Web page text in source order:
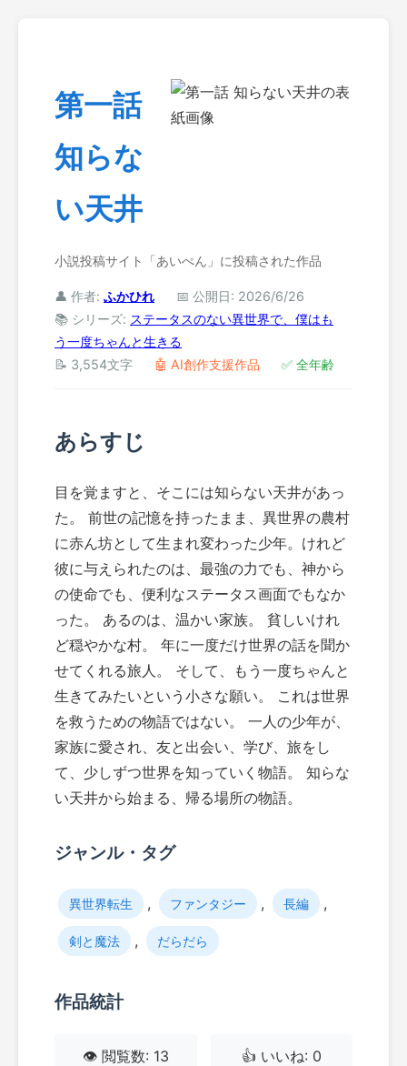
第一話
知らな
い天井
小説投稿サイト「あいぺん」に投稿された作品
👤 作者: ふかひれ
📅 公開日: 2026/6/26
📚 シリーズ: ステータスのない異世界で、僕はも
う一度ちゃんと生きる
📝 3,554文字
🤖 AI創作支援作品 ✅ 全年齢
あらすじ
目を覚ますと、そこには知らない天井があっ
た。 前世の記憶を持ったまま、異世界の農村
に赤ん坊として生まれ変わった少年。けれど
彼に与えられたのは、最強の力でも、神から
の使命でも、便利なステータス画面でもなか
った。 あるのは、温かい家族。 貧しいけれ
ど穏やかな村。 年に一度だけ世界の話を聞か
せてくれる旅人。 そして、もう一度ちゃんと
生きてみたいという小さな願い。 これは世界
を救うための物語ではない。 一人の少年が、
家族に愛され、友と出会い、学び、旅をし
て、少しずつ世界を知っていく物語。 知らな
い天井から始まる、帰る場所の物語。
ジャンル・タグ
異世界転生 , ファンタジー , 長編 ,
剣と魔法 , だらだら
作品統計
👁️ 閲覧数: 13 👍 いいね: 0